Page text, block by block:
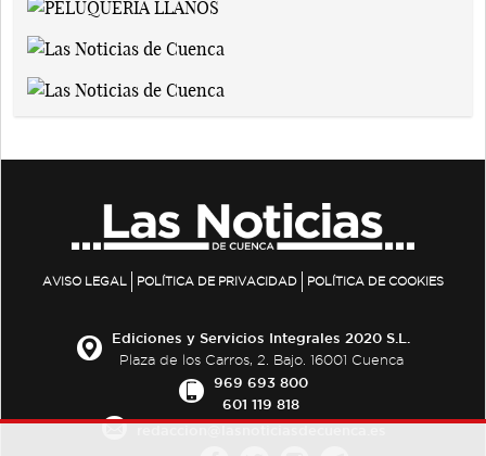
AVISO LEGAL POLÍTICA DE PRIVACIDAD POLÍTICA DE COOKIES
Ediciones y Servicios Integrales 2020 S.L.
Plaza de los Carros, 2. Bajo. 16001 Cuenca
969 693 800
601 119 818